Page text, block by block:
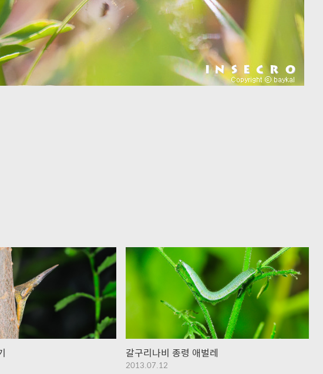
갈구리나비 종령 애벌레
2013.07.12